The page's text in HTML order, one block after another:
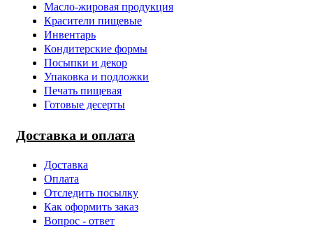
Масло-жировая продукция
Красители пищевые
Инвентарь
Кондитерские формы
Посыпки и декор
Упаковка и подложки
Печать пищевая
Готовые десерты
Доставка и оплата
Доставка
Оплата
Отследить посылку
Как оформить заказ
Вопрос - ответ